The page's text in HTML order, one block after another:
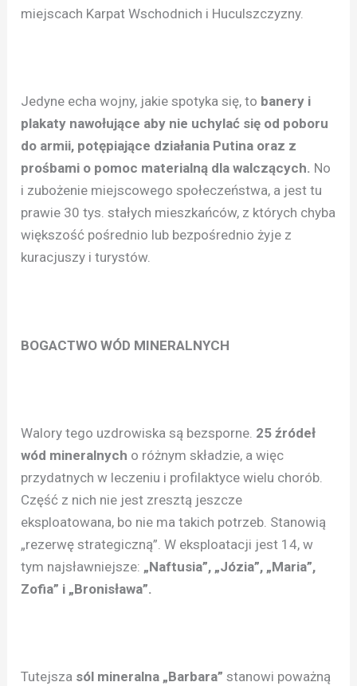
miejscach Karpat Wschodnich i Huculszczyzny.
Jedyne echa wojny, jakie spotyka się, to banery i
plakaty nawołujące aby nie uchylać się od poboru
do armii, potępiające działania Putina oraz z
prośbami o pomoc materialną dla walczących. No
i zubożenie miejscowego społeczeństwa, a jest tu
prawie 30 tys. stałych mieszkańców, z których chyba
większość pośrednio lub bezpośrednio żyje z
kuracjuszy i turystów.
BOGACTWO WÓD MINERALNYCH
Walory tego uzdrowiska są bezsporne. 25 źródeł
wód mineralnych o różnym składzie, a więc
przydatnych w leczeniu i profilaktyce wielu chorób.
Część z nich nie jest zresztą jeszcze
eksploatowana, bo nie ma takich potrzeb. Stanowią
„rezerwę strategiczną”. W eksploatacji jest 14, w
tym najsławniejsze: „Naftusia”, „Józia”, „Maria”,
Zofia” i „Bronisława”.
Tutejsza sól mineralna „Barbara” stanowi poważną